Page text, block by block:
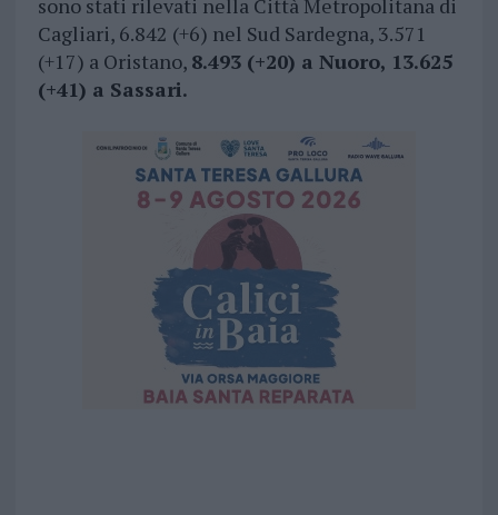
sono stati rilevati nella Città Metropolitana di
Cagliari, 6.842 (+6) nel Sud Sardegna, 3.571
(+17) a Oristano, 8.493 (+20) a Nuoro, 13.625
(+41) a Sassari.